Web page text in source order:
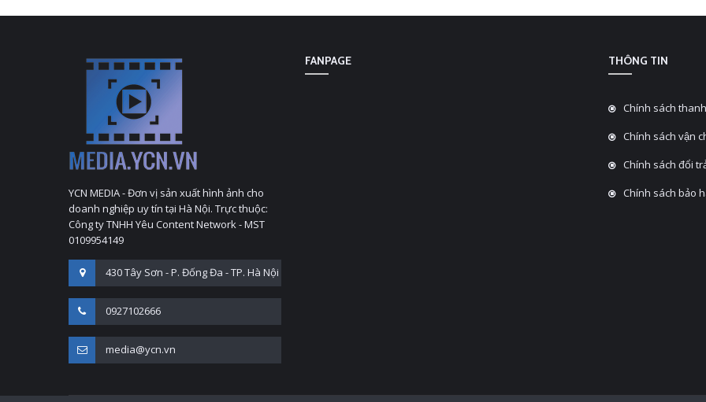
YCN MEDIA - Đơn vị sản xuất hình ảnh cho
doanh nghiệp uy tín tại Hà Nội. Trực thuộc:
Công ty TNHH Yêu Content Network - MST
0109954149
430 Tây Sơn - P. Đống Đa - TP. Hà Nội
0927102666
media@ycn.vn
FANPAGE THÔNG TIN
Chính sách
Chính sách vận
Chính sách đổi
Chính sách bảo